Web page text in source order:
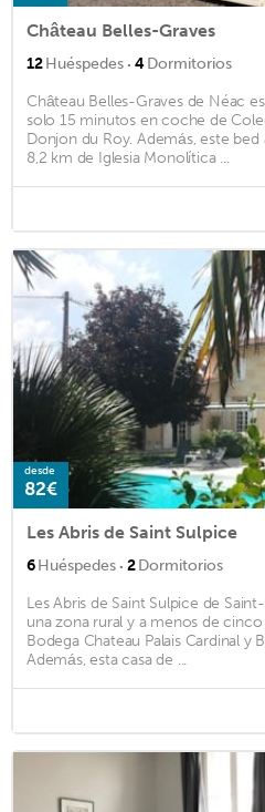
Château Belles-Graves
12Huéspedes · 4Dormitorios
Château Belles-Graves de Néac
solo 15 minutos en coche de
Donjon du Roy. Además, este
8,2 km de Iglesia Monolítica ...
desde
82€
Les Abris de Saint Sulpice
6Huéspedes · 2Dormitorios
Les Abris de Saint Sulpice de
una zona rural y a menos de
Bodega Chateau Palais Cardinal y
Además, esta casa de ...